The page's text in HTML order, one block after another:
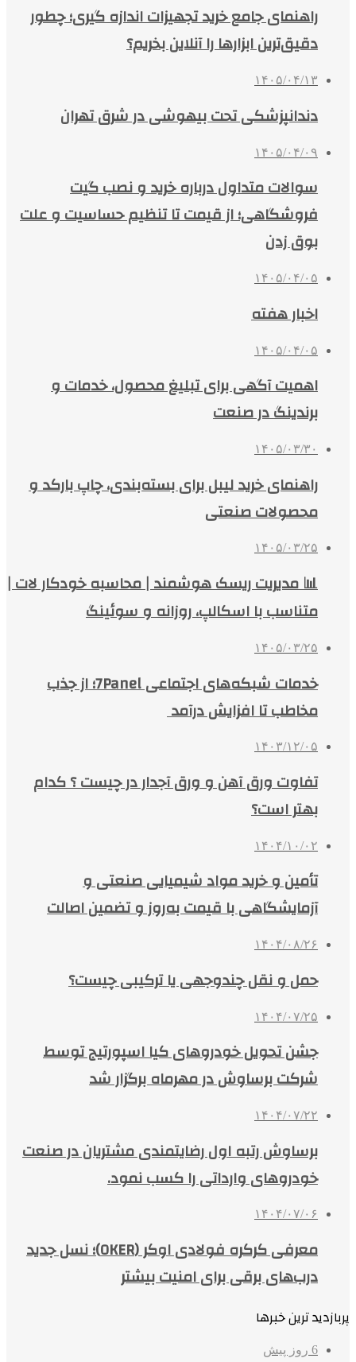
راهنمای جامع خرید تجهیزات اندازه گیری؛ چطور
دقیق‌ترین ابزارها را آنلاین بخریم؟
۱۴۰۵/۰۴/۱۳
دندانپزشکی تحت بیهوشی در شرق تهران
۱۴۰۵/۰۴/۰۹
سوالات متداول درباره خرید و نصب گیت
فروشگاهی؛ از قیمت تا تنظیم حساسیت و علت
بوق زدن
۱۴۰۵/۰۴/۰۵
اخبار هفته
۱۴۰۵/۰۴/۰۵
اهمیت آگهی برای تبلیغ محصول، خدمات و
برندینگ در صنعت
۱۴۰۵/۰۳/۳۰
راهنمای خرید لیبل برای بسته‌بندی، چاپ بارکد و
محصولات صنعتی
۱۴۰۵/۰۳/۲۵
📊 مدیریت ریسک هوشمند | محاسبه خودکار لات |
متناسب با اسکالپ، روزانه و سوئینگ
۱۴۰۵/۰۳/۲۵
خدمات شبکه‌های اجتماعی 7Panel؛ از جذب
مخاطب تا افزایش درآمد
۱۴۰۳/۱۲/۰۵
تفاوت ورق آهن و ورق آجدار در چیست ؟ کدام
بهتر است؟
۱۴۰۴/۱۰/۰۲
تأمین و خرید مواد شیمیایی صنعتی و
آزمایشگاهی با قیمت به‌روز و تضمین اصالت
۱۴۰۴/۰۸/۲۶
حمل و نقل چندوجهی یا ترکیبی چیست؟
۱۴۰۴/۰۷/۲۵
جشن تحویل خودروهای کیا اسپورتیج توسط
شرکت برساوش در مهرماه برگزار شد
۱۴۰۴/۰۷/۲۲
برساوش رتبه اول رضایتمندی مشتریان در صنعت
خودروهای وارداتی را کسب نمود.
۱۴۰۴/۰۷/۰۶
معرفی کرکره فولادی اوکر (OKER)؛ نسل جدید
درب‌های برقی برای امنیت بیشتر
پربازدید ترین خبرها
6 روز پیش